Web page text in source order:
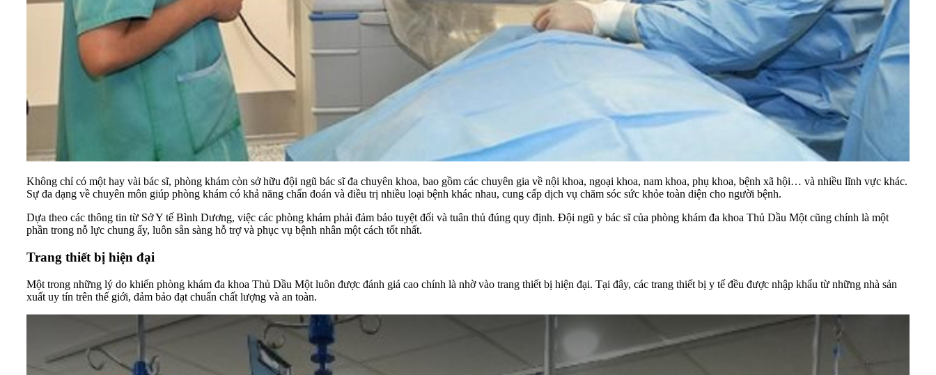
Không chỉ có một hay vài bác sĩ, phòng khám còn sở hữu đội ngũ bác sĩ đa chuyên khoa, bao gồm các chuyên gia về nội khoa, ngoại khoa, nam khoa, phụ khoa, bệnh xã hội… và nhiều lĩnh vực khác.
Sự đa dạng về chuyên môn giúp phòng khám có khả năng chẩn đoán và điều trị nhiều loại bệnh khác nhau, cung cấp dịch vụ chăm sóc sức khỏe toàn diện cho người bệnh.
Dựa theo các thông tin từ Sở Y tế Bình Dương, việc các phòng khám phải đảm bảo tuyệt đối và tuân thủ đúng quy định. Đội ngũ y bác sĩ của phòng khám đa khoa Thủ Dầu Một cũng chính là một
phần trong nỗ lực chung ấy, luôn sẵn sàng hỗ trợ và phục vụ bệnh nhân một cách tốt nhất.
Trang thiết bị hiện đại
Một trong những lý do khiến phòng khám đa khoa Thủ Dầu Một luôn được đánh giá cao chính là nhờ vào trang thiết bị hiện đại. Tại đây, các trang thiết bị y tế đều được nhập khẩu từ những nhà sản
xuất uy tín trên thế giới, đảm bảo đạt chuẩn chất lượng và an toàn.